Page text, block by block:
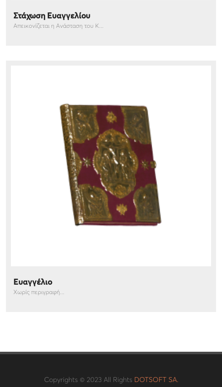
Στάχωση Ευαγγελίου
Απεικονίζεται η Ανάσταση του Κ...
Ευαγγέλιο
Χωρίς περιγραφή...
Copyrights © 2023 All Rights DOTSOFT SA.